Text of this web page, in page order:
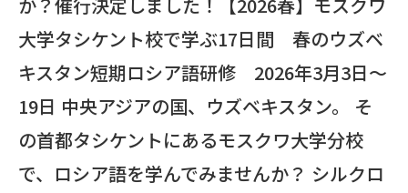
大学タシケント校で学ぶ17日間 春のウズベ
キスタン短期ロシア語研修 2026年3月3日～
19日 中央アジアの国、ウズベキスタン。 そ
の首都タシケントにあるモスクワ大学分校
で、ロシア語を学んでみませんか？ シルクロ